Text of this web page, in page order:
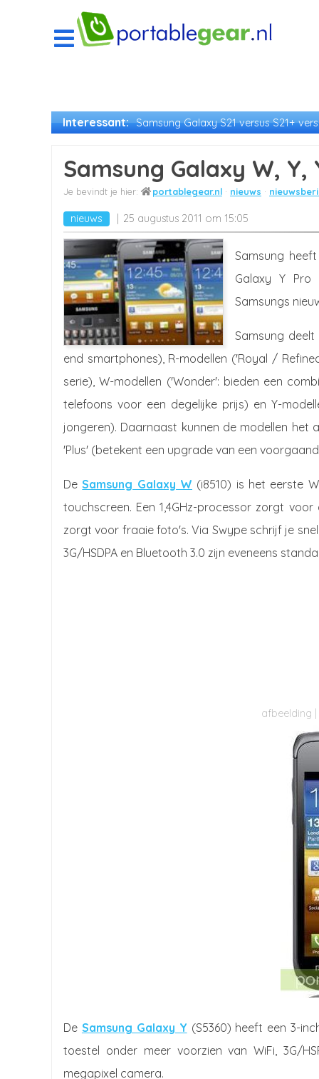
Interessant: Samsung Galaxy S21 versus S21+
Samsung Galaxy W,
portablegear.nl nieuws
nieuws 25 augustus 2011 om 15:05
Samsung
Galaxy Y Pro
Samsungs
Samsung
end smartphones), R-modellen ('Royal /
serie), W-modellen ('Wonder': bieden een
telefoons voor een degelijke prijs) en Y-
jongeren). Daarnaast kunnen de modellen
'Plus' (betekent een upgrade van een
DeSamsung Galaxy W (i8510) is het eerste
touchscreen. Een 1,4GHz-processor zorgt
zorgt voor fraaie foto's. Via Swype schrijf je
3G/HSDPA en Bluetooth 3.0 zijn eveneens
De Samsung Galaxy Y (S5360) heeft een 3-
toestel onder meer voorzien van WiFi, 3G/
megapixel camera.